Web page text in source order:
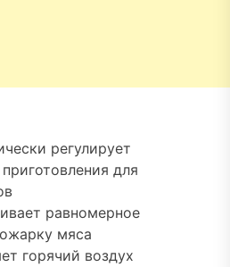
регулирует
для
равномерное
мяса
горячий воздух